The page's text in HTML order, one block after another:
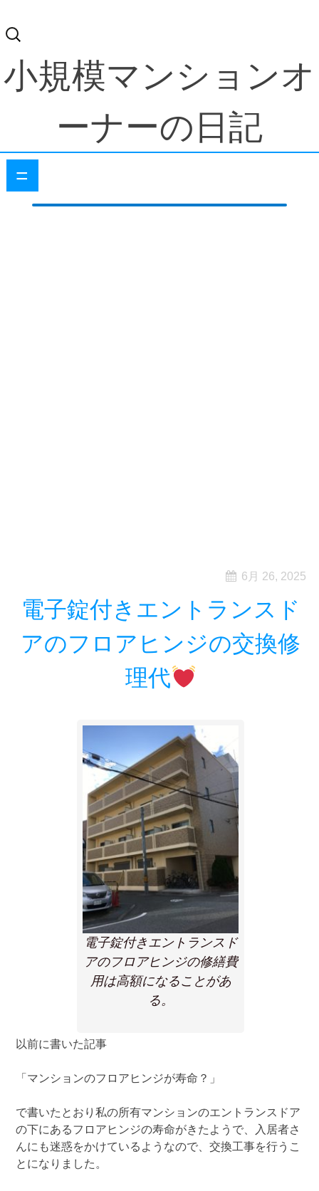
検
索:
小規模マンションオ
ーナーの日記
=
6月 26, 2025
電子錠付きエントランスド
アのフロアヒンジの交換修
理代
電子錠付きエントランスド
アのフロアヒンジの修繕費
用は高額になることがあ
る。
以前に書いた記事
「マンションのフロアヒンジが寿命？」
で書いたとおり私の所有マンションのエントランスドア
の下にあるフロアヒンジの寿命がきたようで、入居者さ
んにも迷惑をかけているようなので、交換工事を行うこ
とになりました。